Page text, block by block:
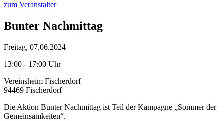
zum Veranstalter
Bunter Nachmittag
Freitag, 07.06.2024
13:00 - 17:00 Uhr
Vereinsheim Fischerdorf
94469 Fischerdorf
Die Aktion Bunter Nachmittag ist Teil der Kampagne „Sommer der
Gemeinsamkeiten“.